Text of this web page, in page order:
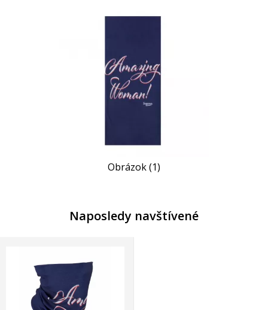
Obrázok (1)
Naposledy navštívené